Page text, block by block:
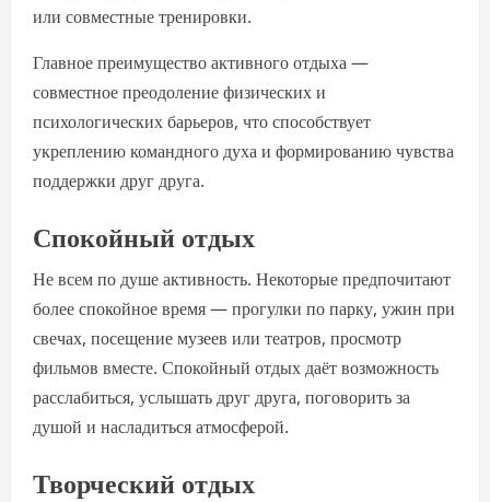
или совместные тренировки.
Главное преимущество активного отдыха —
совместное преодоление физических и
психологических барьеров, что способствует
укреплению командного духа и формированию чувства
поддержки друг друга.
Спокойный отдых
Не всем по душе активность. Некоторые предпочитают
более спокойное время — прогулки по парку, ужин при
свечах, посещение музеев или театров, просмотр
фильмов вместе. Спокойный отдых даёт возможность
расслабиться, услышать друг друга, поговорить за
душой и насладиться атмосферой.
Творческий отдых